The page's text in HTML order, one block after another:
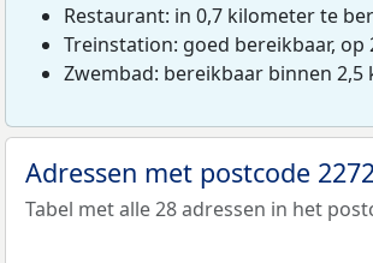
Restaurant: in 0,7 kilometer te
Treinstation: goed bereikbaar, op
Zwembad: bereikbaar binnen 2,5
Adressen met postcode
Tabel met alle 28 adressen in het